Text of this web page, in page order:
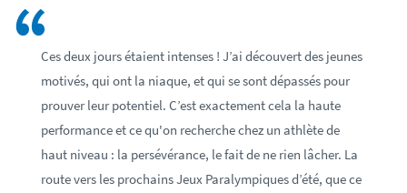
Ces deux jours étaient intenses ! J’ai découvert des jeunes
motivés, qui ont la niaque, et qui se sont dépassés pour
prouver leur potentiel. C’est exactement cela la haute
performance et ce qu'on recherche chez un athlète de
haut niveau : la persévérance, le fait de ne rien lâcher. La
route vers les prochains Jeux Paralympiques d’été, que ce